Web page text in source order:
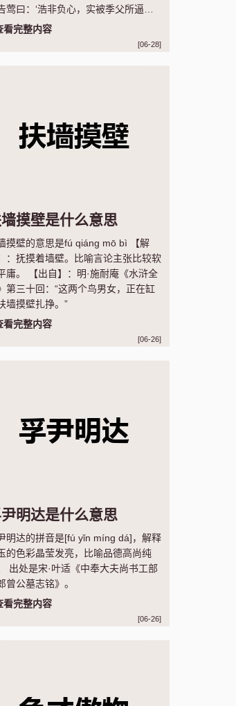
莺曰：‘浩非负心，实被季父所逼，
孙氏结亲，负心违愿，痛彻心髓。”
看完整内容
[06-28]
摸壁是什么意思
摸壁的意思是fú qiáng mō bì 【解
：抚摸着墙壁。比喻言论主张比较软
庸。 【出自】：明·施耐庵《水浒全
第三十回：“这两个鸟男女，正在缸
墙摸壁扎挣。”
看完整内容
[06-26]
明达是什么意思
明达的拼音是[fú yǐn míng dá]，解释
的色彩晶莹发亮，比喻品德高尚纯
出处是宋·叶适《中奉大夫尚书工部
曾公墓志铭》。
看完整内容
[06-26]